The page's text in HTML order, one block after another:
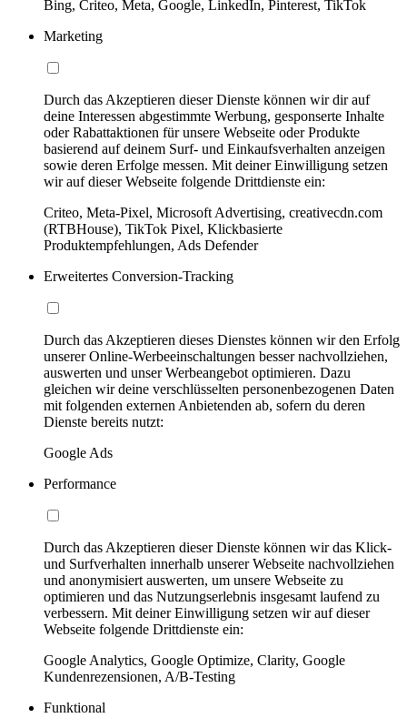
Bing, Criteo, Meta, Google, LinkedIn, Pinterest, TikTok
Marketing
Durch das Akzeptieren dieser Dienste können wir dir auf
deine Interessen abgestimmte Werbung, gesponserte Inhalte
oder Rabattaktionen für unsere Webseite oder Produkte
basierend auf deinem Surf- und Einkaufsverhalten anzeigen
sowie deren Erfolge messen. Mit deiner Einwilligung setzen
wir auf dieser Webseite folgende Drittdienste ein:
Criteo, Meta-Pixel, Microsoft Advertising, creativecdn.com
(RTBHouse), TikTok Pixel, Klickbasierte
Produktempfehlungen, Ads Defender
Erweitertes Conversion-Tracking
Durch das Akzeptieren dieses Dienstes können wir den Erfolg
unserer Online-Werbeeinschaltungen besser nachvollziehen,
auswerten und unser Werbeangebot optimieren. Dazu
gleichen wir deine verschlüsselten personenbezogenen Daten
mit folgenden externen Anbietenden ab, sofern du deren
Dienste bereits nutzt:
Google Ads
Performance
Durch das Akzeptieren dieser Dienste können wir das Klick-
und Surfverhalten innerhalb unserer Webseite nachvollziehen
und anonymisiert auswerten, um unsere Webseite zu
optimieren und das Nutzungserlebnis insgesamt laufend zu
verbessern. Mit deiner Einwilligung setzen wir auf dieser
Webseite folgende Drittdienste ein:
Google Analytics, Google Optimize, Clarity, Google
Kundenrezensionen, A/B-Testing
Funktional